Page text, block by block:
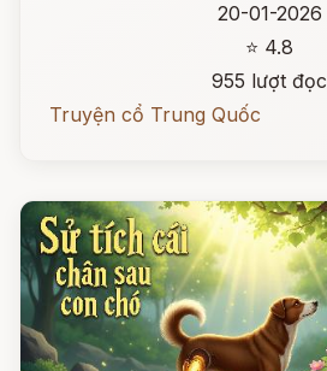
20-01-2026
⭐ 4.8
955 lượt đọc
Truyện cổ Trung Quốc